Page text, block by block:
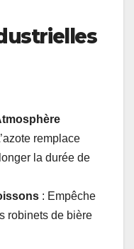
remplace
la durée de
: Empêche
robinets de bière